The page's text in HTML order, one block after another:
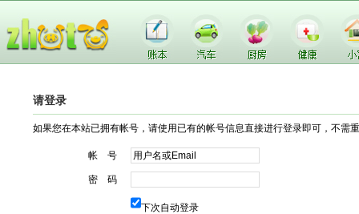
请登录
如果您在本站已拥有帐号，请使用已有的帐号信息直接进行登录即可，不需
帐 号
密 码
下次自动登录